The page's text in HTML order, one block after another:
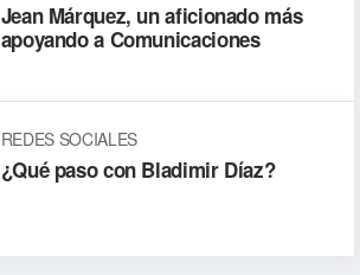
Jean Márquez, un aficionado más
apoyando a Comunicaciones
REDES SOCIALES
¿Qué paso con Bladimir Díaz?